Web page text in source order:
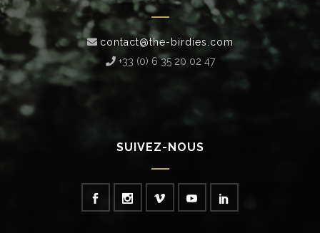
contact@the-birdies.com
+33 (0) 6 35 20 02 47‬
SUIVEZ-NOUS